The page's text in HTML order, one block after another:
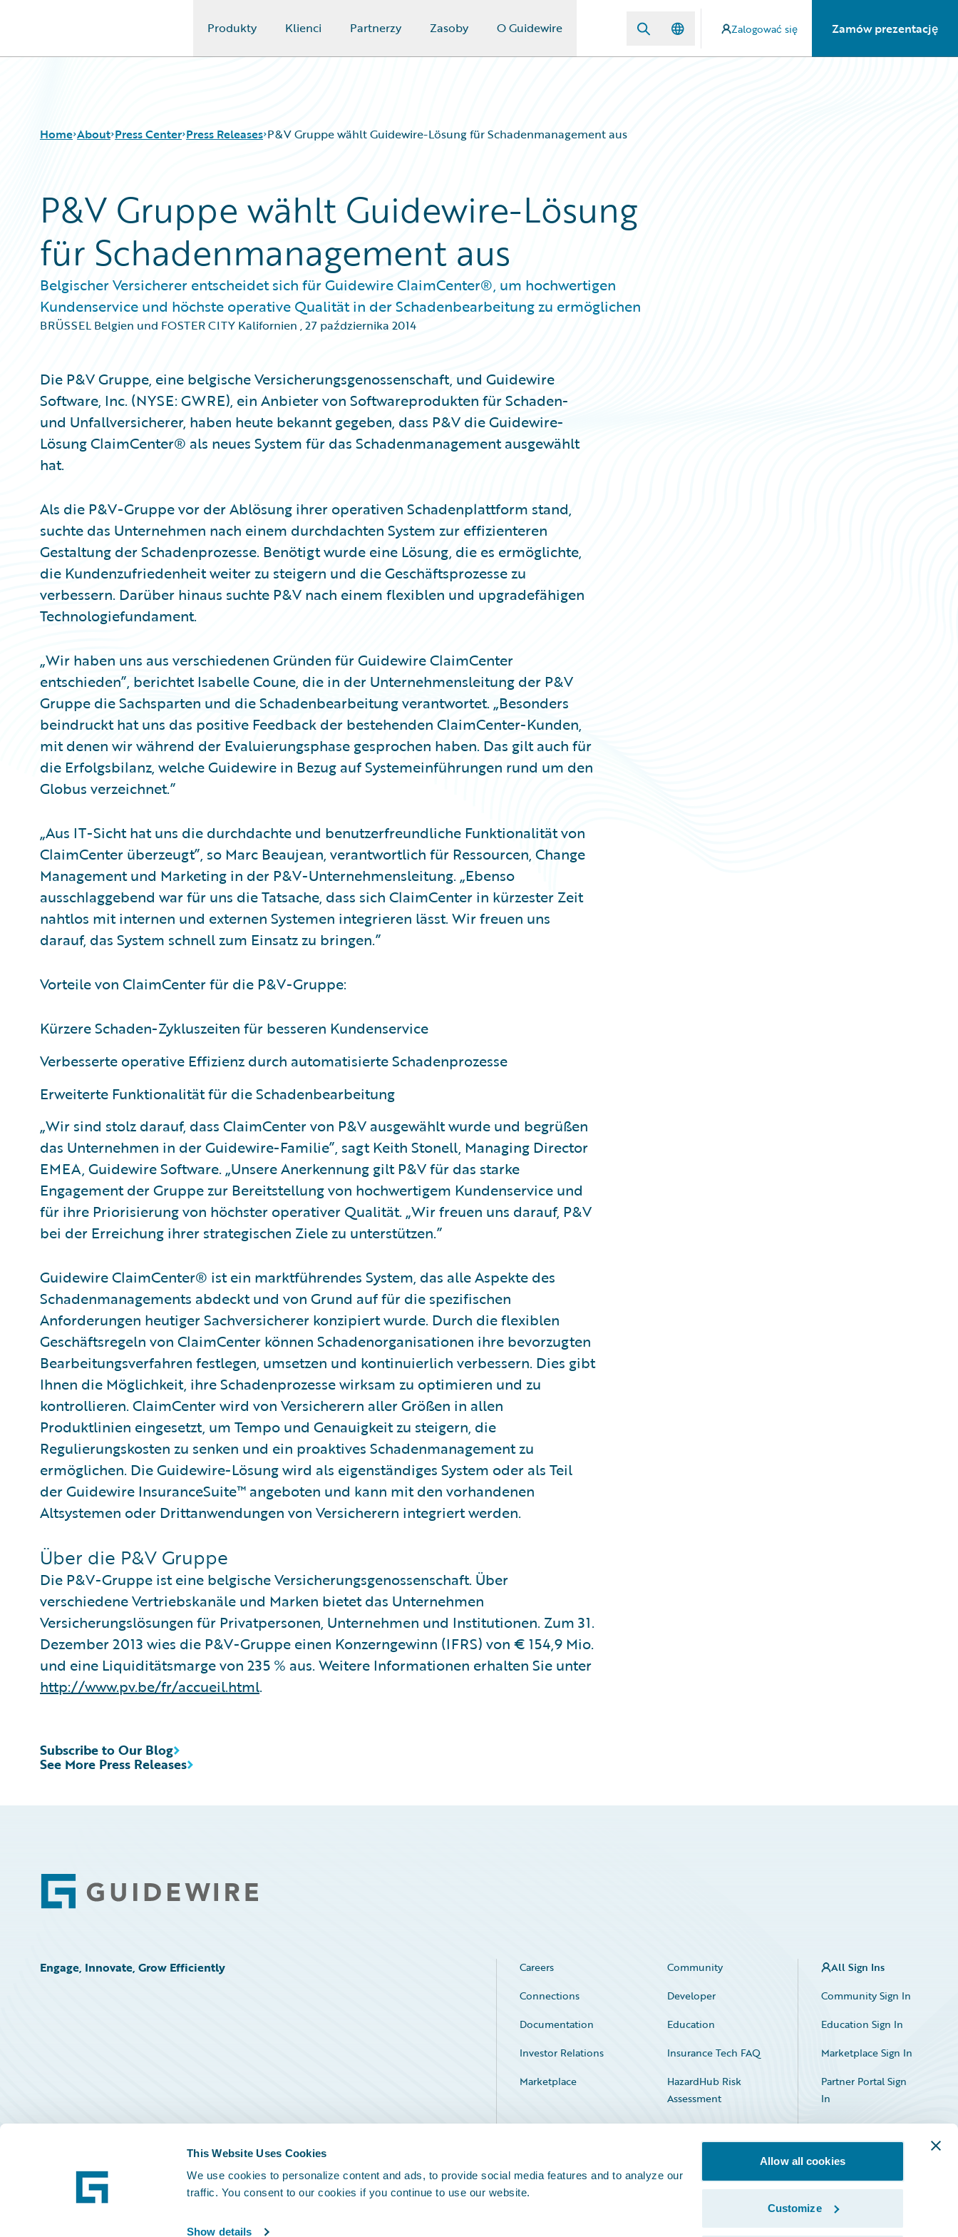
This Website Uses Cookies
We use cookies to personalize content and ads, to provide social media features and to analyze our
traffic. You consent to our cookies if you continue to use our website.
Show details
Allow all cookies
Customize
Produkty Klienci Partnerzy Zasoby O Guidewire Zalogować się Zamów prezentację
Home About Press Center Press Releases P&V Gruppe wählt Guidewire-Lösung für Schadenmanagement aus
P&V Gruppe wählt Guidewire-Lösung
für Schadenmanagement aus
Belgischer Versicherer entscheidet sich für Guidewire ClaimCenter®, um hochwertigen
Kundenservice und höchste operative Qualität in der Schadenbearbeitung zu ermöglichen
BRÜSSEL Belgien und FOSTER CITY Kalifornien ,27 października 2014
Die P&V Gruppe, eine belgische Versicherungsgenossenschaft, und Guidewire
Software, Inc. (NYSE: GWRE), ein Anbieter von Softwareprodukten für Schaden-
und Unfallversicherer, haben heute bekannt gegeben, dass P&V die Guidewire-
Lösung ClaimCenter® als neues System für das Schadenmanagement ausgewählt
hat.
Als die P&V-Gruppe vor der Ablösung ihrer operativen Schadenplattform stand,
suchte das Unternehmen nach einem durchdachten System zur effizienteren
Gestaltung der Schadenprozesse. Benötigt wurde eine Lösung, die es ermöglichte,
die Kundenzufriedenheit weiter zu steigern und die Geschäftsprozesse zu
verbessern. Darüber hinaus suchte P&V nach einem flexiblen und upgradefähigen
Technologiefundament.
„Wir haben uns aus verschiedenen Gründen für Guidewire ClaimCenter
entschieden”, berichtet Isabelle Coune, die in der Unternehmensleitung der P&V
Gruppe die Sachsparten und die Schadenbearbeitung verantwortet. „Besonders
beindruckt hat uns das positive Feedback der bestehenden ClaimCenter-Kunden,
mit denen wir während der Evaluierungsphase gesprochen haben. Das gilt auch für
die Erfolgsbilanz, welche Guidewire in Bezug auf Systemeinführungen rund um den
Globus verzeichnet.”
„Aus IT-Sicht hat uns die durchdachte und benutzerfreundliche Funktionalität von
ClaimCenter überzeugt”, so Marc Beaujean, verantwortlich für Ressourcen, Change
Management und Marketing in der P&V-Unternehmensleitung. „Ebenso
ausschlaggebend war für uns die Tatsache, dass sich ClaimCenter in kürzester Zeit
nahtlos mit internen und externen Systemen integrieren lässt. Wir freuen uns
darauf, das System schnell zum Einsatz zu bringen.”
Vorteile von ClaimCenter für die P&V-Gruppe:
Kürzere Schaden-Zykluszeiten für besseren Kundenservice
Verbesserte operative Effizienz durch automatisierte Schadenprozesse
Erweiterte Funktionalität für die Schadenbearbeitung
„Wir sind stolz darauf, dass ClaimCenter von P&V ausgewählt wurde und begrüßen
das Unternehmen in der Guidewire-Familie”, sagt Keith Stonell, Managing Director
EMEA, Guidewire Software. „Unsere Anerkennung gilt P&V für das starke
Engagement der Gruppe zur Bereitstellung von hochwertigem Kundenservice und
für ihre Priorisierung von höchster operativer Qualität. „Wir freuen uns darauf, P&V
bei der Erreichung ihrer strategischen Ziele zu unterstützen.”
Guidewire ClaimCenter® ist ein marktführendes System, das alle Aspekte des
Schadenmanagements abdeckt und von Grund auf für die spezifischen
Anforderungen heutiger Sachversicherer konzipiert wurde. Durch die flexiblen
Geschäftsregeln von ClaimCenter können Schadenorganisationen ihre bevorzugten
Bearbeitungsverfahren festlegen, umsetzen und kontinuierlich verbessern. Dies gibt
Ihnen die Möglichkeit, ihre Schadenprozesse wirksam zu optimieren und zu
kontrollieren. ClaimCenter wird von Versicherern aller Größen in allen
Produktlinien eingesetzt, um Tempo und Genauigkeit zu steigern, die
Regulierungskosten zu senken und ein proaktives Schadenmanagement zu
ermöglichen. Die Guidewire-Lösung wird als eigenständiges System oder als Teil
der Guidewire InsuranceSuite™ angeboten und kann mit den vorhandenen
Altsystemen oder Drittanwendungen von Versicherern integriert werden.
Über die P&V Gruppe
Die P&V-Gruppe ist eine belgische Versicherungsgenossenschaft. Über
verschiedene Vertriebskanäle und Marken bietet das Unternehmen
Versicherungslösungen für Privatpersonen, Unternehmen und Institutionen. Zum 31.
Dezember 2013 wies die P&V-Gruppe einen Konzerngewinn (IFRS) von € 154,9 Mio.
und eine Liquiditätsmarge von 235 % aus. Weitere Informationen erhalten Sie unter
http://www.pv.be/fr/accueil.html.
See More Press Releases
Subscribe to Our Blog
Footer
Engage, Innovate, Grow Efficiently Careers
Community
Connections
Developer
Documentation
Education
Investor Relations
Insurance Tech FAQ
Marketplace
HazardHub Risk
Assessment
Service Status
All Sign Ins
Community Sign In
Education Sign In
Marketplace Sign In
Partner Portal Sign
In